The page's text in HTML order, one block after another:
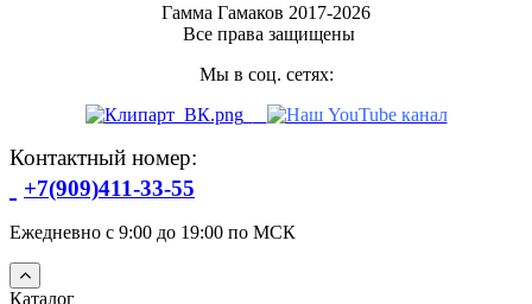
Гамма Гамаков 2017-2026
Все права защищены
Мы в соц. сетях:
Контактный номер:
+7(909)411-33-55
Ежедневно с 9:00 до 19:00 по МСК
Каталог